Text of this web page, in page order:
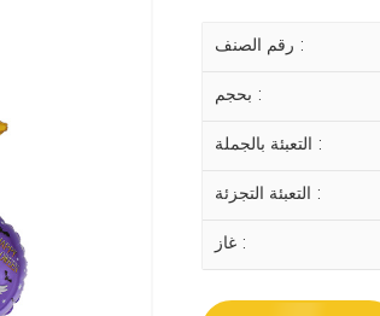
رقم الصنف :
بحجم :
التعبئة بالجملة :
التعبئة التجزئة :
غاز :